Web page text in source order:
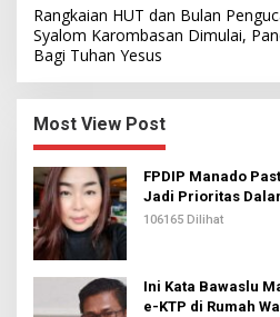
Rangkaian HUT dan Bulan
Syalom Karombasan Dimulai,
Bagi Tuhan Yesus
Most View Post
FPDIP Manado
Jadi Prioritas
106165 Dilihat
Ini Kata Bawaslu
e-KTP di Rumah